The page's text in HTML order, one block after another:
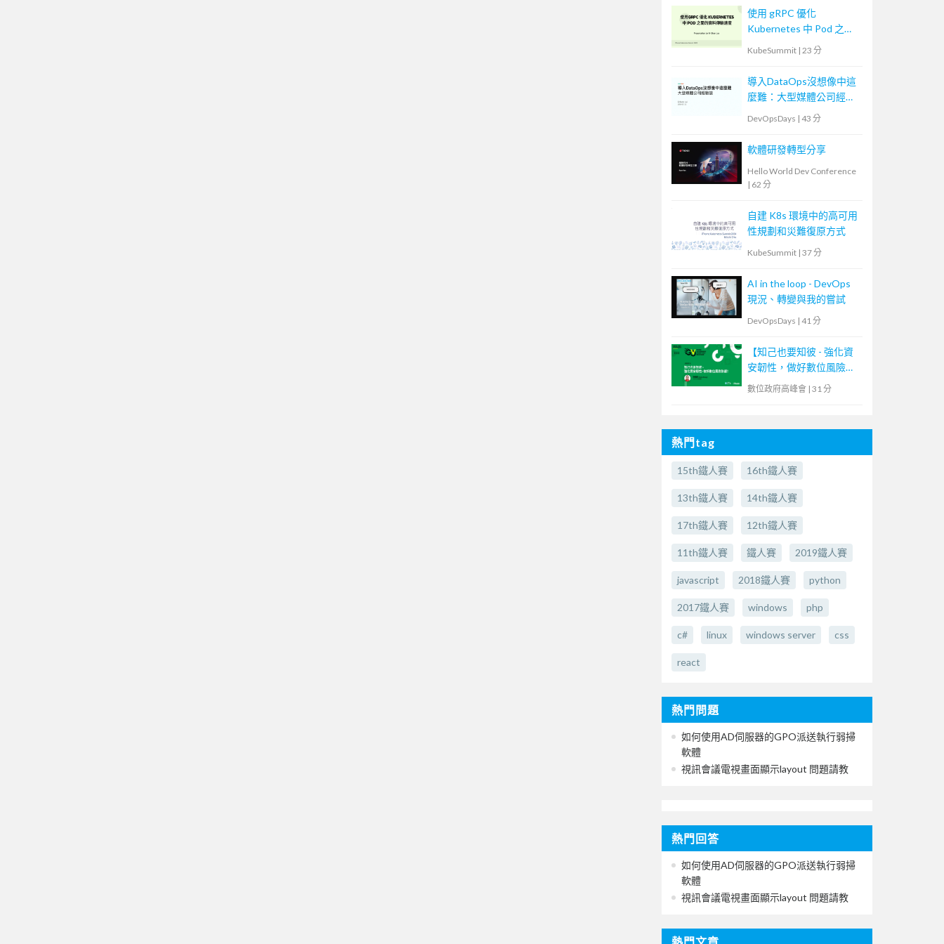
使用 gRPC 優化
Kubernetes 中 Pod 之間
的資料傳輸速度
KubeSummit | 23 分
導入DataOps沒想像中這
麼難：大型媒體公司經驗
DevOpsDays | 43 分
軟體研發轉型分享
Hello World Dev Conference
| 62 分
自建 K8s 環境中的高可用
性規劃和災難復原方式
KubeSummit | 37 分
AI in the loop - DevOps
現況、轉變與我的嘗試
DevOpsDays | 41 分
【知己也要知彼 - 強化資
安韌性，做好數位風險防
護！】
數位政府高峰會 | 31 分
熱門tag
15th鐵人賽 16th鐵人賽
13th鐵人賽 14th鐵人賽
17th鐵人賽 12th鐵人賽
11th鐵人賽 鐵人賽 2019鐵人賽
javascript 2018鐵人賽 python
2017鐵人賽 windows php
c# linux windows server css
react
熱門問題
如何使用AD伺服器的GPO派送執行弱掃
軟體
視訊會議電視畫面顯示layout 問題請教
熱門回答
如何使用AD伺服器的GPO派送執行弱掃
軟體
視訊會議電視畫面顯示layout 問題請教
熱門文章